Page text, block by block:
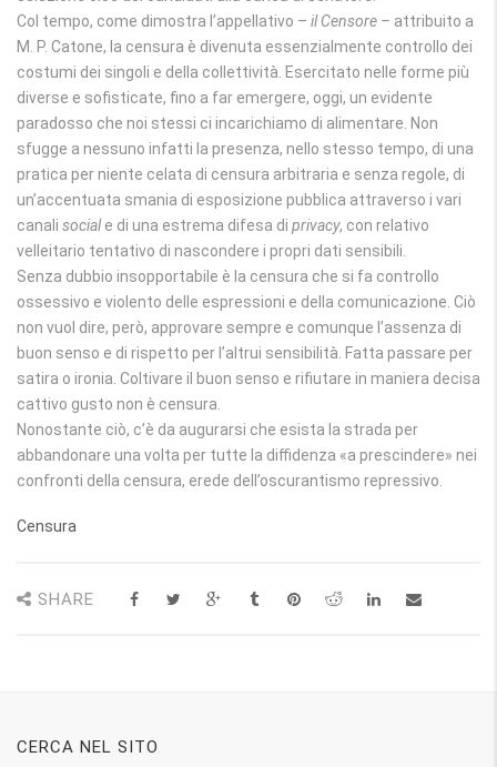
Col tempo, come dimostra l’appellativo – il Censore – attribuito a
M. P. Catone, la censura è divenuta essenzialmente controllo dei
costumi dei singoli e della collettività. Esercitato nelle forme più
diverse e sofisticate, fino a far emergere, oggi, un evidente
paradosso che noi stessi ci incarichiamo di alimentare. Non
sfugge a nessuno infatti la presenza, nello stesso tempo, di una
pratica per niente celata di censura arbitraria e senza regole, di
un’accentuata smania di esposizione pubblica attraverso i vari
canali sociale di una estrema difesa di privacy, con relativo
velleitario tentativo di nascondere i propri dati sensibili.
Senza dubbio insopportabile è la censura che si fa controllo
ossessivo e violento delle espressioni e della comunicazione. Ciò
non vuol dire, però, approvare sempre e comunque l’assenza di
buon senso e di rispetto per l’altrui sensibilità. Fatta passare per
satira o ironia. Coltivare il buon senso e rifiutare in maniera decisa
cattivo gusto non è censura.
Nonostante ciò, c’è da augurarsi che esista la strada per
abbandonare una volta per tutte la diffidenza «a prescindere» nei
confronti della censura, erede dell’oscurantismo repressivo.
Censura
SHARE
CERCA NEL SITO